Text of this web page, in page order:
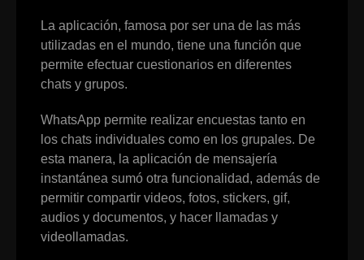
La aplicación, famosa por ser una de las más
utilizadas en el mundo, tiene una función que
permite efectuar cuestionarios en diferentes
chats y grupos.
WhatsApp permite realizar encuestas tanto en
los chats individuales como en los grupales. De
esta manera, la aplicación de mensajería
instantánea sumó otra funcionalidad, además de
permitir compartir videos, fotos, stickers, gif,
audios y documentos, y hacer llamadas y
videollamadas.